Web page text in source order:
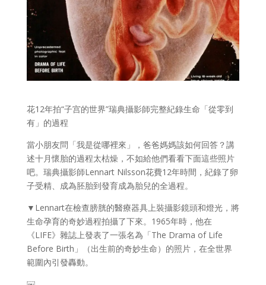
花12年拍“子宫的世界”瑞典攝影師完整紀錄生命「從零到
有」的過程
當小朋友問「我是從哪裡來」，爸爸媽媽該如何回答？講
述十月懷胎的過程太枯燥，不如給他們看看下面這些照片
吧。瑞典攝影師Lennart Nilsson花費12年時間，紀錄了卵
子受精、成為胚胎到發育成為胎兒的全過程。
▼Lennart在檢查膀胱的醫療器具上裝攝影鏡頭和燈光，將
生命孕育的奇妙過程拍攝了下來。1965年時，他在
《LIFE》雜誌上發表了一張名為「The Drama of Life
Before Birth」（出生前的奇妙生命）的照片，在全世界
範圍內引發轟動。